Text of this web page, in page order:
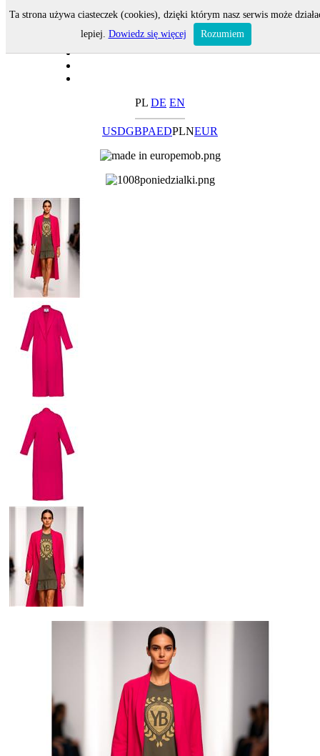
PL DE EN
USDGBPAEDPLNEUR
Ta strona używa ciasteczek (cookies), dzięki którym nasz serwis może
lepiej. Dowiedz się więcej Rozumiem